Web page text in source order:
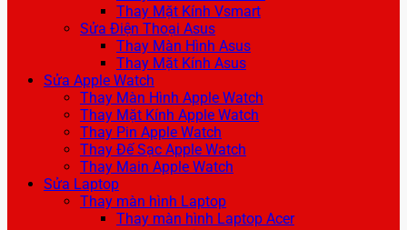
Thay Mặt Kính Vsmart
Sửa Điện Thoại Asus
Thay Màn Hình Asus
Thay Mặt Kính Asus
Sửa Apple Watch
Thay Màn Hình Apple Watch
Thay Mặt Kính Apple Watch
Thay Pin Apple Watch
Thay Đế Sạc Apple Watch
Thay Main Apple Watch
Sửa Laptop
Thay màn hình Laptop
Thay màn hình Laptop Acer